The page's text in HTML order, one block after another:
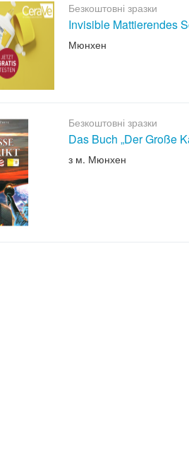
Безкоштовні зразки
Invisible Mattierendes
Мюнхен
Безкоштовні зразки
Das Buch „Der Große
з м. Мюнхен